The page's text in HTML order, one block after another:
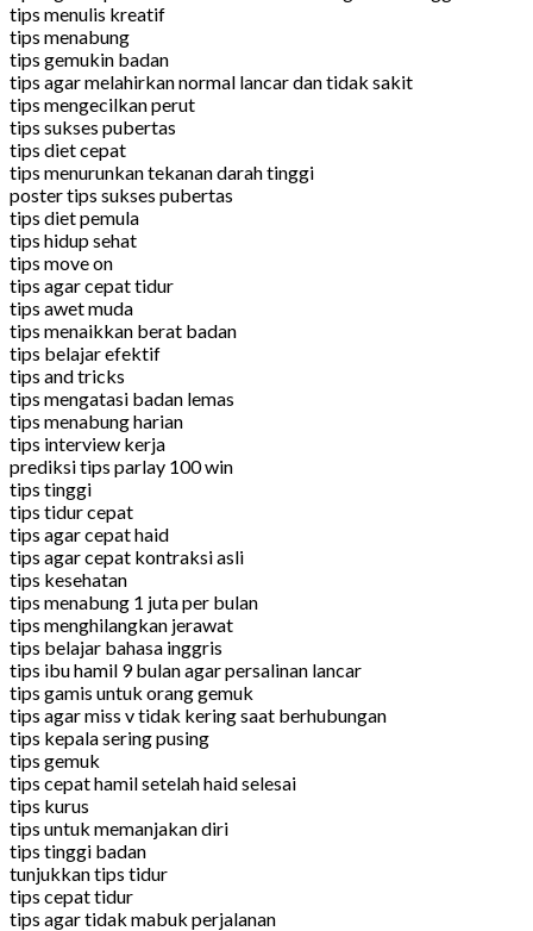
tips menulis kreatif
tips menabung
tips gemukin badan
tips agar melahirkan normal lancar dan tidak sakit
tips mengecilkan perut
tips sukses pubertas
tips diet cepat
tips menurunkan tekanan darah tinggi
poster tips sukses pubertas
tips diet pemula
tips hidup sehat
tips move on
tips agar cepat tidur
tips awet muda
tips menaikkan berat badan
tips belajar efektif
tips and tricks
tips mengatasi badan lemas
tips menabung harian
tips interview kerja
prediksi tips parlay 100 win
tips tinggi
tips tidur cepat
tips agar cepat haid
tips agar cepat kontraksi asli
tips kesehatan
tips menabung 1 juta per bulan
tips menghilangkan jerawat
tips belajar bahasa inggris
tips ibu hamil 9 bulan agar persalinan lancar
tips gamis untuk orang gemuk
tips agar miss v tidak kering saat berhubungan
tips kepala sering pusing
tips gemuk
tips cepat hamil setelah haid selesai
tips kurus
tips untuk memanjakan diri
tips tinggi badan
tunjukkan tips tidur
tips cepat tidur
tips agar tidak mabuk perjalanan